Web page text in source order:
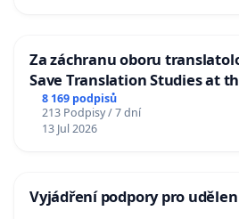
Za záchranu oboru
Save Translation Studies at
Charles University
8 169 podpisů
213 Podpisy / 7 dní
13 Jul 2026
Vyjádření podpory pro